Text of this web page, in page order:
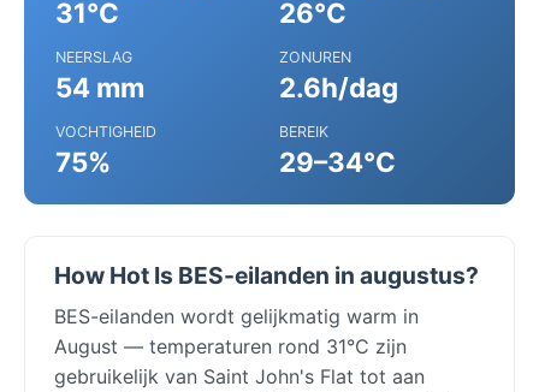
31°C 26°C
NEERSLAG
54 mm
ZONUREN
2.6h/dag
VOCHTIGHEID
75%
BEREIK
29–34°C
How Hot Is BES-eilanden in augustus?
BES-eilanden wordt gelijkmatig warm in
August — temperaturen rond 31°C zijn
gebruikelijk van Saint John's Flat tot aan